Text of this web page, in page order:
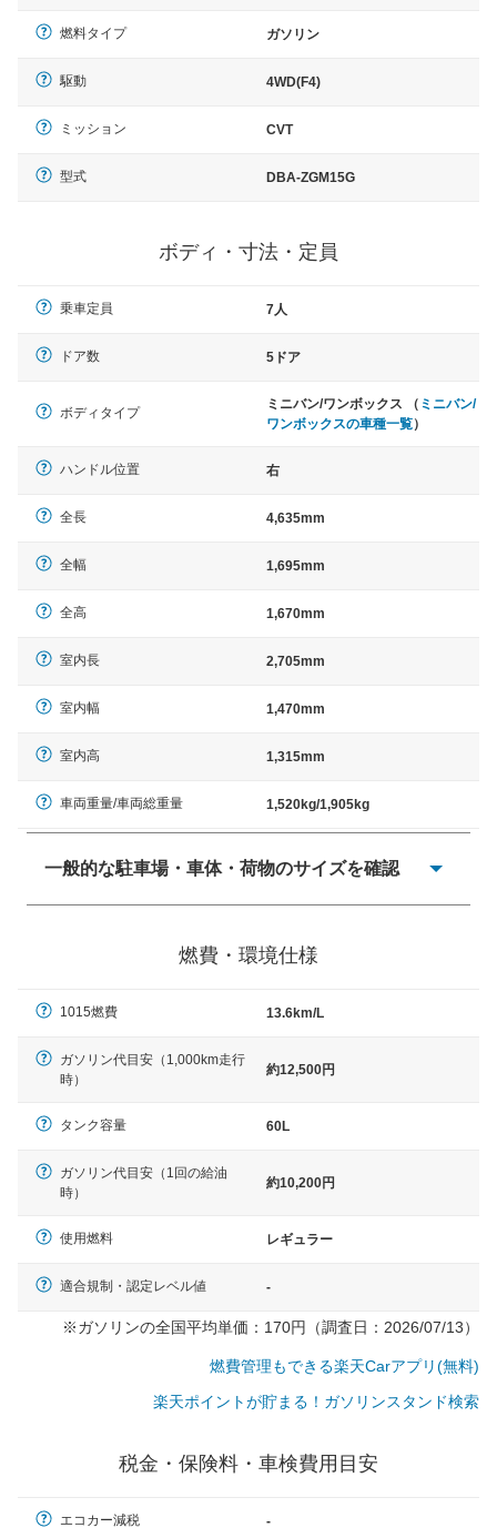
燃料タイプ ガソリン
駆動 4WD(F4)
ミッション CVT
型式 DBA-ZGM15G
ボディ・寸法・定員
乗車定員 7人
ドア数 5ドア
ボディタイプ
ミニバン/ワンボックス （ ミニバン/
ワンボックスの車種一覧）
ハンドル位置 右
全長 4,635mm
全幅 1,695mm
全高 1,670mm
室内長 2,705mm
室内幅 1,470mm
室内高 1,315mm
車両重量/車両総重量 1,520kg/1,905kg
一般的な駐車場・車体・荷物のサイズを確認
× 長さ 5,000mm 車路幅 5,000mmというサイズが標準値
燃費・環境仕様
1015燃費 13.6km/L
ガソリン代目安（1,000km走行
時）
約12,500円
タンク容量 60L
ガソリン代目安（1回の給油
時）
約10,200円
使用燃料 レギュラー
適合規制・認定レベル値 -
※ガソリンの全国平均単価：170円（調査日：2026/07/13）
燃費管理もできる楽天Carアプリ(無料)
楽天ポイントが貯まる！ガソリンスタンド検索
税金・保険料・車検費用目安
エコカー減税 -